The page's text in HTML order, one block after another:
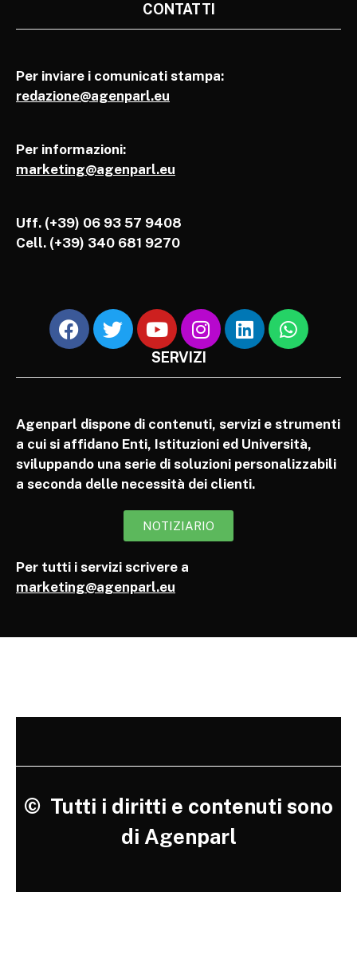
CONTATTI
Per inviare i comunicati stampa:
redazione@agenparl.eu
Per informazioni:
marketing@agenparl.eu
Uff. (+39) 06 93 57 9408
Cell. (+39) 340 681 9270
SERVIZI
Agenparl dispone di contenuti, servizi e strumenti
a cui si affidano Enti, Istituzioni ed Università,
sviluppando una serie di soluzioni personalizzabili
a seconda delle necessità dei clienti.
NOTIZIARIO
Per tutti i servizi scrivere a
marketing@agenparl.eu
© Tutti i diritti e contenuti sono
di Agenparl